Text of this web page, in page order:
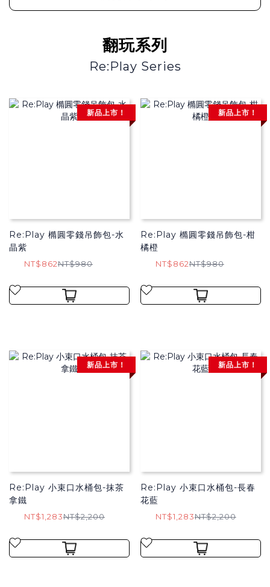
翻玩系列
Re:Play Series
新品上市！
Re:Play 橢圓零錢吊飾包-水
晶紫
NT$862NT$980
新品上市！
Re:Play 橢圓零錢吊飾包-柑
橘橙
NT$862NT$980
新品上市！
Re:Play 小束口水桶包-抹茶
拿鐵
NT$1,283NT$2,200
新品上市！
Re:Play 小束口水桶包-長春
花藍
NT$1,283NT$2,200